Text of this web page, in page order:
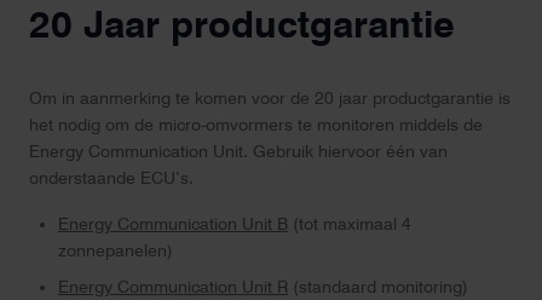
20 Jaar productgarantie
Om in aanmerking te komen voor de 20 jaar productgarantie is
het nodig om de micro-omvormers te monitoren middels de
Energy Communication Unit. Gebruik hiervoor één van
onderstaande ECU’s.
Energy Communication Unit B (tot maximaal 4
zonnepanelen)
Energy Communication Unit R (standaard monitoring)